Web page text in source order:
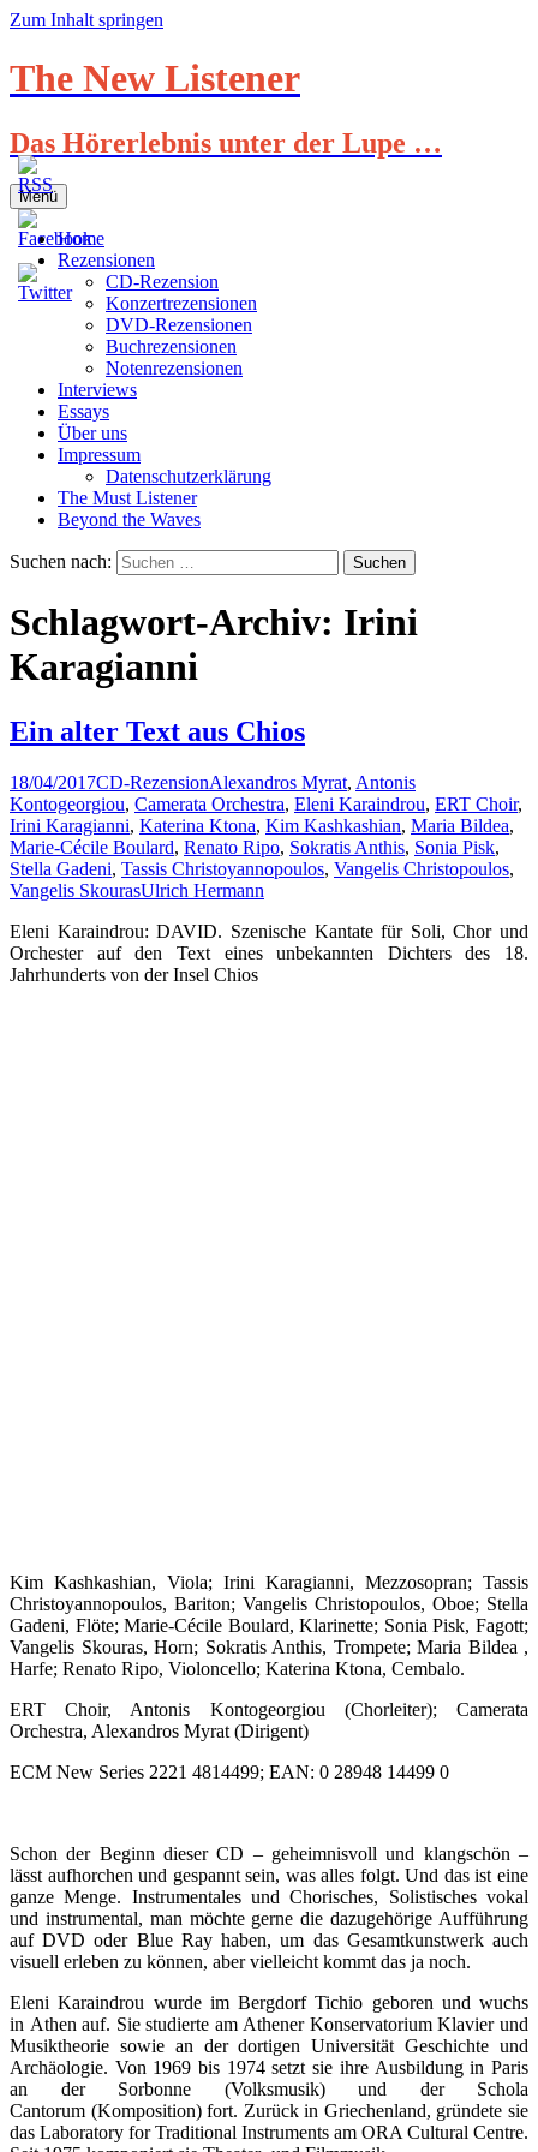
Zum Inhalt springen
The New Listener
Das Hörerlebnis unter der Lupe …
Menü
Home
Rezensionen
CD-Rezension
Konzertrezensionen
DVD-Rezensionen
Buchrezensionen
Notenrezensionen
Interviews
Essays
Über uns
Impressum
Datenschutzerklärung
The Must Listener
Beyond the Waves
Suchen nach:
Schlagwort-Archiv: Irini
Karagianni
Ein alter Text aus Chios
18/04/2017CD-RezensionAlexandros Myrat, Antonis
Kontogeorgiou, Camerata Orchestra, Eleni Karaindrou, ERT Choir,
Irini Karagianni, Katerina Ktona, Kim Kashkashian, Maria Bildea,
Marie-Cécile Boulard, Renato Ripo, Sokratis Anthis, Sonia Pisk,
Stella Gadeni, Tassis Christoyannopoulos, Vangelis Christopoulos,
Vangelis SkourasUlrich Hermann
Eleni Karaindrou: DAVID. Szenische Kantate für Soli, Chor und
Orchester auf den Text eines unbekannten Dichters des 18.
Jahrhunderts von der Insel Chios
Kim Kashkashian, Viola; Irini Karagianni, Mezzosopran; Tassis
Christoyannopoulos, Bariton; Vangelis Christopoulos, Oboe; Stella
Gadeni, Flöte; Marie-Cécile Boulard, Klarinette; Sonia Pisk, Fagott;
Vangelis Skouras, Horn; Sokratis Anthis, Trompete; Maria Bildea ,
Harfe; Renato Ripo, Violoncello; Katerina Ktona, Cembalo.
ERT Choir, Antonis Kontogeorgiou (Chorleiter); Camerata
Orchestra, Alexandros Myrat (Dirigent)
ECM New Series 2221 4814499; EAN: 0 28948 14499 0
Schon der Beginn dieser CD – geheimnisvoll und klangschön –
lässt aufhorchen und gespannt sein, was alles folgt. Und das ist eine
ganze Menge. Instrumentales und Chorisches, Solistisches vokal
und instrumental, man möchte gerne die dazugehörige Aufführung
auf DVD oder Blue Ray haben, um das Gesamtkunstwerk auch
visuell erleben zu können, aber vielleicht kommt das ja noch.
Eleni Karaindrou wurde im Bergdorf Tichio geboren und wuchs
in Athen auf. Sie studierte am Athener Konservatorium Klavier und
Musiktheorie sowie an der dortigen Universität Geschichte und
Archäologie. Von 1969 bis 1974 setzt sie ihre Ausbildung in Paris
an der Sorbonne (Volksmusik) und der Schola
Cantorum (Komposition) fort. Zurück in Griechenland, gründete sie
das Laboratory for Traditional Instruments am ORA Cultural Centre.